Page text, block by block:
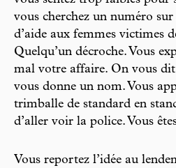
vous cherchez un numéro
d’aide aux femmes victimes
Quelqu’un décroche. Vous
mal votre affaire. On vous
vous donne un nom. Vous
trimballe de standard en
d’aller voir la police. Vous
Vous reportez l’idée au